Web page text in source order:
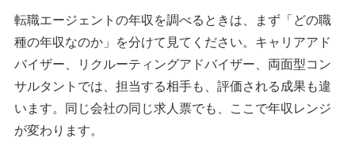
転職エージェントの年収比較で見るべきポイント
賞与は支給月と算定期間まで見る
インセンティブは支給条件と返金規定まで確認する
企業から成功報酬を受け取る仕組みだから
転職エージェントの年収を調べるときは、まず「どの職
種の年収なのか」を分けて見てください。キャリアアド
バイザー、リクルーティングアドバイザー、両面型コン
サルタントでは、担当する相手も、評価される成果も違
います。同じ会社の同じ求人票でも、ここで年収レンジ
が変わります。